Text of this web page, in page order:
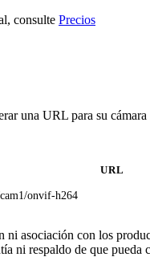
consulte Precios
una URL para su cámara
URL
onvif-h264
asociación con los
ni respaldo de que pueda